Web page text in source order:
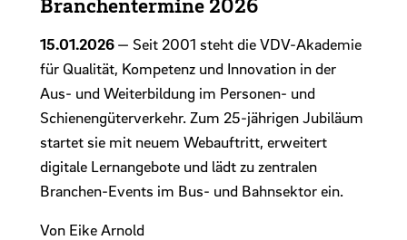
15.01.2026— Seit 2001 steht die VDV-Akademie
für Qualität, Kompetenz und Innovation in der
Aus- und Weiterbildung im Personen- und
Schienengüterverkehr. Zum 25‑jährigen Jubiläum
startet sie mit neuem Webauftritt, erweitert
digitale Lernangebote und lädt zu zentralen
Branchen-Events im Bus- und Bahnsektor ein.
Von Eike Arnold